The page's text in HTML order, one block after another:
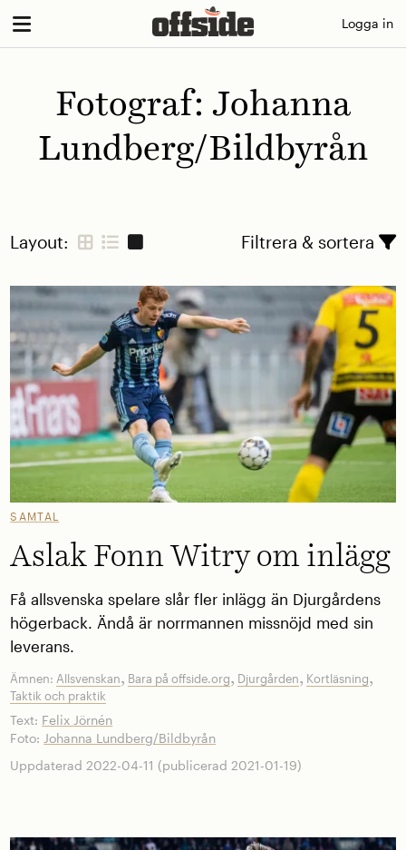
Skip
Logga in
Fotograf: Johanna
Lundberg/Bildbyrån
Layout: Filtrera & sortera
SAMTAL
Aslak Fonn Witry om inlägg
Få allsvenska spelare slår fler inlägg än Djurgårdens
högerback. Ändå är norrmannen missnöjd med sin
leverans.
Ämnen: Allsvenskan, Bara på offside.org, Djurgården, Kortläsning,
Taktik och praktik
Text: Felix Jörnén
Foto: Johanna Lundberg/Bildbyrån
Uppdaterad 2022-04-11 (publicerad 2021-01-19)